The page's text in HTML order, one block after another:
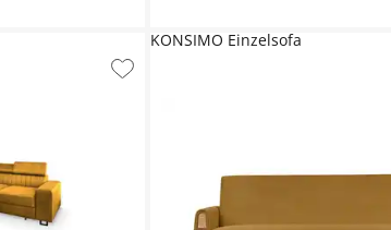
KONSIMO Einzelsofa